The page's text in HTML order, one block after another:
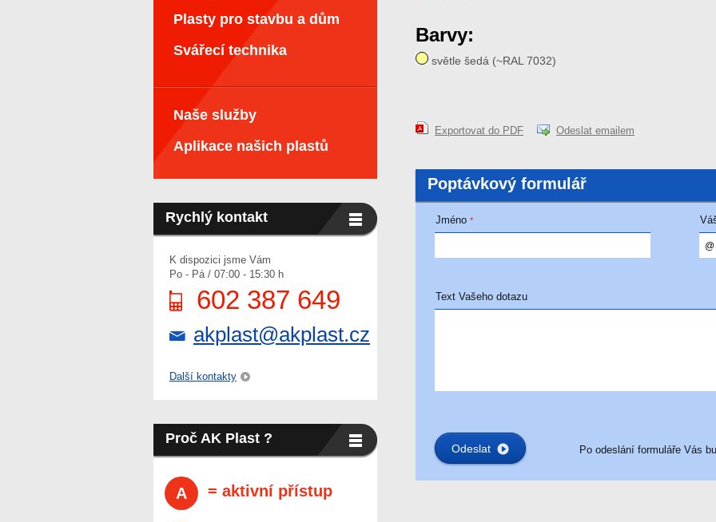
Barvy:
světle šedá (~RAL 7032)
Exportovat do PDF Odeslat emailem
Poptávkový formulář
Jméno *
Text Vašeho dotazu
Po odeslání formuláře Vás
Plasty pro stavbu a dům
Svářecí technika
Naše služby
Aplikace našich plastů
Rychlý kontakt
K dispozici jsme Vám
Po - Pá / 07:00 - 15:30 h
602 387 649
akplast@akplast.cz
Další kontakty
Proč AK Plast ?
A = aktivní přístup